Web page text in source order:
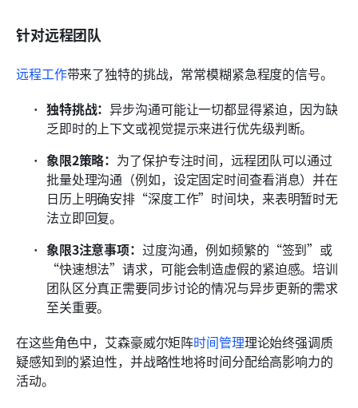
针对远程团队
远程工作带来了独特的挑战，常常模糊紧急程度的信号。
独特挑战：异步沟通可能让一切都显得紧迫，因为缺
乏即时的上下文或视觉提示来进行优先级判断。
象限2策略： 为了保护专注时间，远程团队可以通过
批量处理沟通（例如，设定固定时间查看消息）并在
日历上明确安排“深度工作”时间块，来表明暂时无
法立即回复。
象限3注意事项： 过度沟通，例如频繁的“签到”或
“快速想法”请求，可能会制造虚假的紧迫感。培训
团队区分真正需要同步讨论的情况与异步更新的需求
至关重要。
在这些角色中，艾森豪威尔矩阵时间管理理论始终强调质
疑感知到的紧迫性，并战略性地将时间分配给高影响力的
活动。